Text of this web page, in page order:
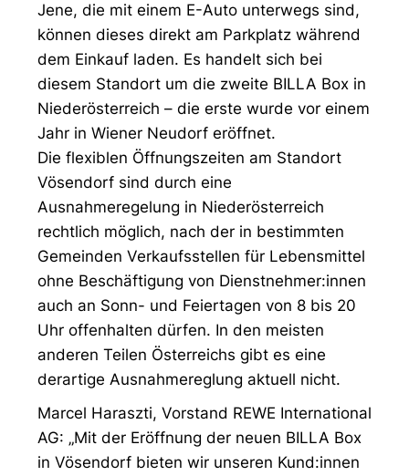
Jene, die mit einem E-Auto unterwegs sind,
können dieses direkt am Parkplatz während
dem Einkauf laden. Es handelt sich bei
diesem Standort um die zweite BILLA Box in
Niederösterreich – die erste wurde vor einem
Jahr in Wiener Neudorf eröffnet.
Die flexiblen Öffnungszeiten am Standort
Vösendorf sind durch eine
Ausnahmeregelung in Niederösterreich
rechtlich möglich, nach der in bestimmten
Gemeinden Verkaufsstellen für Lebensmittel
ohne Beschäftigung von Dienstnehmer:innen
auch an Sonn- und Feiertagen von 8 bis 20
Uhr offenhalten dürfen. In den meisten
anderen Teilen Österreichs gibt es eine
derartige Ausnahmereglung aktuell nicht.
Marcel Haraszti, Vorstand REWE International
AG: „Mit der Eröffnung der neuen BILLA Box
in Vösendorf bieten wir unseren Kund:innen